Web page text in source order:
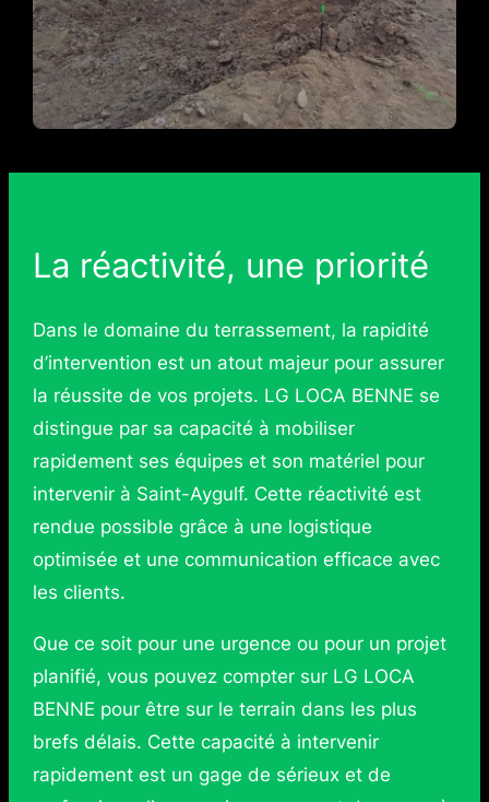
La réactivité, une priorité
Dans le domaine du terrassement, la rapidité
d’intervention est un atout majeur pour assurer
la réussite de vos projets. LG LOCA BENNE se
distingue par sa capacité à mobiliser
rapidement ses équipes et son matériel pour
intervenir à Saint-Aygulf. Cette réactivité est
rendue possible grâce à une logistique
optimisée et une communication efficace avec
les clients.
Que ce soit pour une urgence ou pour un projet
planifié, vous pouvez compter sur LG LOCA
BENNE pour être sur le terrain dans les plus
brefs délais. Cette capacité à intervenir
rapidement est un gage de sérieux et de